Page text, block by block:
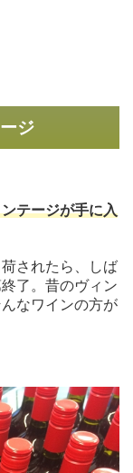
ジ
テージが手に入
されたら、しば
了。昔のヴィン
なワインの方が